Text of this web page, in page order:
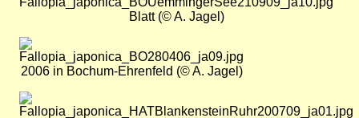
Blatt (© A. Jagel)
Bild
2006 in Bochum-Ehrenfeld (© A. Jagel)
Bild